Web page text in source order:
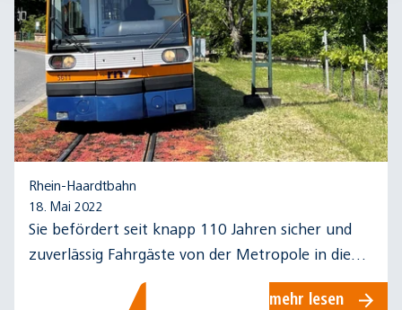
Rhein-Haardtbahn
18. Mai 2022
Sie befördert seit knapp 110 Jahren sicher und
zuverlässig Fahrgäste von der Metropole in die
Region – die Rhein-Haardtbahn.
mehr lesen